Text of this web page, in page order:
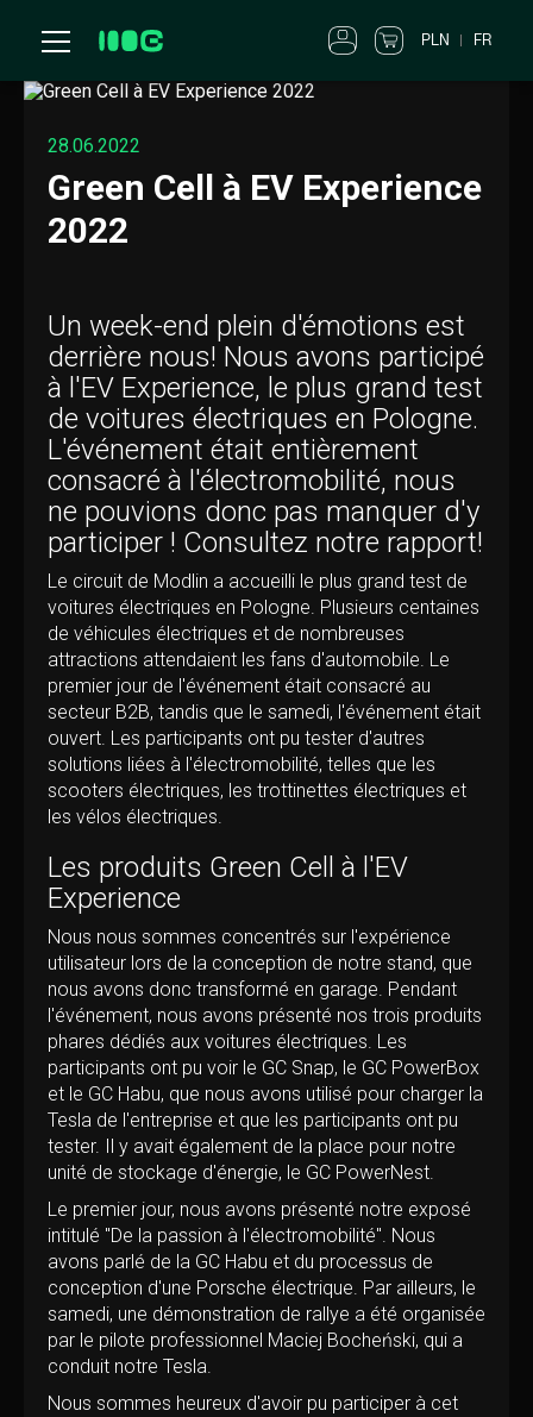
PLN FR
28.06.2022
Green Cell à EV Experience
2022
Un week-end plein d'émotions est
derrière nous! Nous avons participé
à l'EV Experience, le plus grand test
de voitures électriques en Pologne.
L'événement était entièrement
consacré à l'électromobilité, nous
ne pouvions donc pas manquer d'y
participer ! Consultez notre rapport!
Le circuit de Modlin a accueilli le plus grand test de
voitures électriques en Pologne. Plusieurs centaines
de véhicules électriques et de nombreuses
attractions attendaient les fans d'automobile. Le
premier jour de l'événement était consacré au
secteur B2B, tandis que le samedi, l'événement était
ouvert. Les participants ont pu tester d'autres
solutions liées à l'électromobilité, telles que les
scooters électriques, les trottinettes électriques et
les vélos électriques.
Les produits Green Cell à l'EV
Experience
Nous nous sommes concentrés sur l'expérience
utilisateur lors de la conception de notre stand, que
nous avons donc transformé en garage. Pendant
l'événement, nous avons présenté nos trois produits
phares dédiés aux voitures électriques. Les
participants ont pu voir le GC Snap, le GC PowerBox
et le GC Habu, que nous avons utilisé pour charger la
Tesla de l'entreprise et que les participants ont pu
tester. Il y avait également de la place pour notre
unité de stockage d'énergie, le GC PowerNest.
Le premier jour, nous avons présenté notre exposé
intitulé "De la passion à l'électromobilité". Nous
avons parlé de la GC Habu et du processus de
conception d'une Porsche électrique. Par ailleurs, le
samedi, une démonstration de rallye a été organisée
par le pilote professionnel Maciej Bocheński, qui a
conduit notre Tesla.
Nous sommes heureux d'avoir pu participer à cet